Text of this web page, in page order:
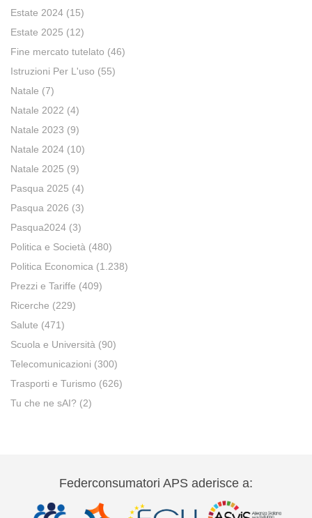
Estate 2024 (15)
Estate 2025 (12)
Fine mercato tutelato (46)
Istruzioni Per L'uso (55)
Natale (7)
Natale 2022 (4)
Natale 2023 (9)
Natale 2024 (10)
Natale 2025 (9)
Pasqua 2025 (4)
Pasqua 2026 (3)
Pasqua2024 (3)
Politica e Società (480)
Politica Economica (1.238)
Prezzi e Tariffe (409)
Ricerche (229)
Salute (471)
Scuola e Università (90)
Telecomunicazioni (300)
Trasporti e Turismo (626)
Tu che ne sAI? (2)
Federconsumatori APS aderisce a: